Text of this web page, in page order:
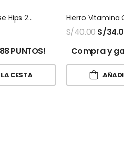
Vitamina C With Rose Hips 240 Capsulas Nutricost
PUNTOS!
CESTA
S/40.00S/
Compra y